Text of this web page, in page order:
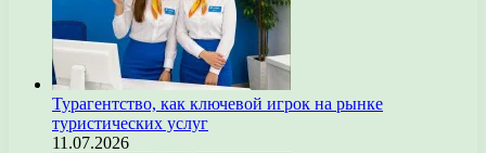
Турагентство, как ключевой игрок на рынке
туристических услуг
11.07.2026